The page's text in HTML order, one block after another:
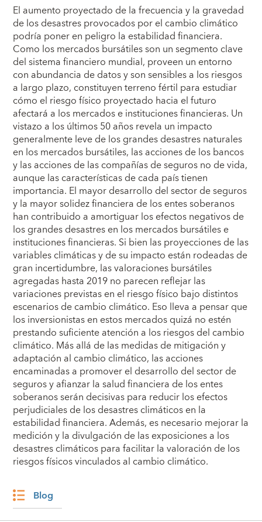
El aumento proyectado de la frecuencia y la gravedad
de los desastres provocados por el cambio climático
podría poner en peligro la estabilidad financiera.
Como los mercados bursátiles son un segmento clave
del sistema financiero mundial, proveen un entorno
con abundancia de datos y son sensibles a los riesgos
a largo plazo, constituyen terreno fértil para estudiar
cómo el riesgo físico proyectado hacia el futuro
afectará a los mercados e instituciones financieras. Un
vistazo a los últimos 50 años revela un impacto
generalmente leve de los grandes desastres naturales
en los mercados bursátiles, las acciones de los bancos
y las acciones de las compañías de seguros no de vida,
aunque las características de cada país tienen
importancia. El mayor desarrollo del sector de seguros
y la mayor solidez financiera de los entes soberanos
han contribuido a amortiguar los efectos negativos de
los grandes desastres en los mercados bursátiles e
instituciones financieras. Si bien las proyecciones de las
variables climáticas y de su impacto están rodeadas de
gran incertidumbre, las valoraciones bursátiles
agregadas hasta 2019 no parecen reflejar las
variaciones previstas en el riesgo físico bajo distintos
escenarios de cambio climático. Eso lleva a pensar que
los inversionistas en estos mercados quizá no estén
prestando suficiente atención a los riesgos del cambio
climático. Más allá de las medidas de mitigación y
adaptación al cambio climático, las acciones
encaminadas a promover el desarrollo del sector de
seguros y afianzar la salud financiera de los entes
soberanos serán decisivas para reducir los efectos
perjudiciales de los desastres climáticos en la
estabilidad financiera. Además, es necesario mejorar la
medición y la divulgación de las exposiciones a los
desastres climáticos para facilitar la valoración de los
riesgos físicos vinculados al cambio climático.
Blog